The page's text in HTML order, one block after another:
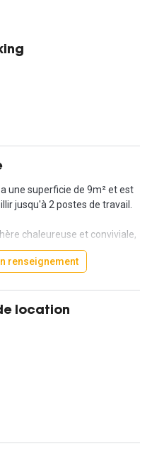
une superficie de 9m² et est
jusqu'à 2 postes de travail.
chaleureuse et conviviale,
d'autres professionnels.
de café, d'une pause
de compétences. Il constitue
professionnel et
de bienveillance et de
et fonctionnels,
des salles de réunion
qu'un espace restauration
de la terrasse ! L'A630
renseignement
location